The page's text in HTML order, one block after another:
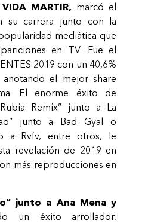
MARTIR, marcó el
su carrera junto con la
mediática que
en TV. Fue el
2019 con un 40,6%
el mejor share
El enorme éxito de
Remix” junto a La
junto a Bad Gyal o
a Rvfv, entre otros, le
revelación de 2019 en
más reproducciones en
junto a Ana Mena y
un éxito arrollador,